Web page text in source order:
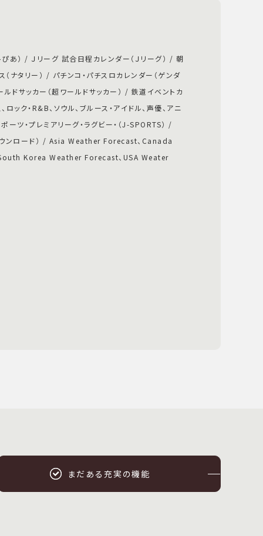
あ） / Ｊリーグ 試合日程カレンダー（Ｊリーグ） / 朝
タリー） / パチンコ・パチスロカレンダー（ゲンダ
ドサッカー（超ワールドサッカー） / 鉄道イベントカ
ック・R&B、ソウル、ブルース・アイドル、声優、アニ
ツ・プレミアリーグ・ラグビー・（J-SPORTS） /
ンロード） / Asia Weather Forecast、Canada
Korea Weather Forecast、USA Weater
まだある充実の機能